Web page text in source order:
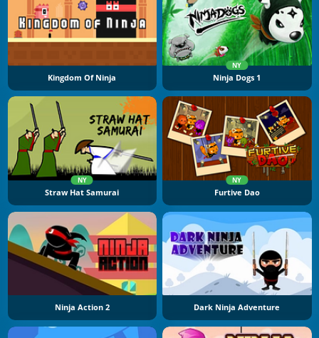
Kingdom Of Ninja
NY
Ninja Dogs 1
NY
Straw Hat Samurai
NY
Furtive Dao
Ninja Action 2 Dark Ninja Adventure